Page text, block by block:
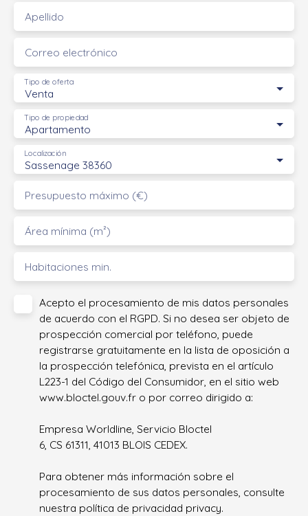
Apellido
Correo electrónico
Venta
Tipo de oferta
Apartamento
Tipo de propiedad
Sassenage 38360
Localización
Presupuesto máximo (€)
Área mínima (m²)
Habitaciones min.
Acepto el procesamiento de mis datos personales
de acuerdo con el RGPD. Si no desea ser objeto de
prospección comercial por teléfono, puede
registrarse gratuitamente en la lista de oposición a
la prospección telefónica, prevista en el artículo
L223-1 del Código del Consumidor, en el sitio web
www.bloctel.gouv.fr o por correo dirigido a:
Empresa Worldline, Servicio Bloctel
6, CS 61311, 41013 BLOIS CEDEX.
Para obtener más información sobre el
procesamiento de sus datos personales, consulte
nuestra política de privacidad privacy.